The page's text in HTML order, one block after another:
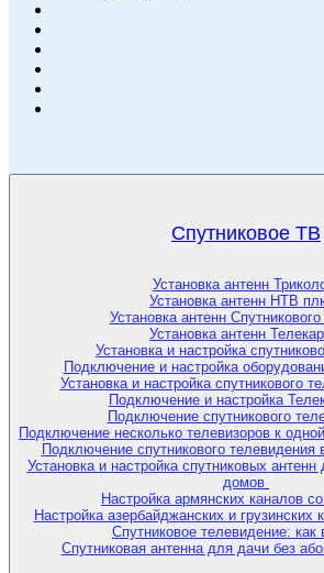
Спутниковое ТВ
Установка антенн
Установка антенн НТВ
Установка антенн
Установка антенн
Установка и настройка
Подключение и настройка
Установка и настройка спутникового
Подключение и настройка
Подключение спутникового
Подключение несколько телевизоров к
Подключение спутникового телевидения
Установка и настройка спутниковых
домов
Настройка армянских каналов
Настройка азербайджанских и грузинских
Спутниковое телевидение: как
Спутниковая антенна для дачи без